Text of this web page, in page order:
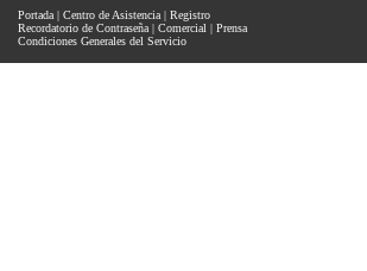
Portada | Centro de Asistencia | Registro
Recordatorio de Contraseña | Comercial | Prensa
Condiciones Generales del Servicio